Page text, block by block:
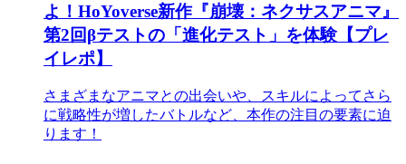
よ！HoYoverse新作『崩壊：ネクサスアニマ』
第2回βテストの「進化テスト」を体験【プレ
イレポ】
さまざまなアニマとの出会いや、スキルによってさら
に戦略性が増したバトルなど、本作の注目の要素に迫
ります！